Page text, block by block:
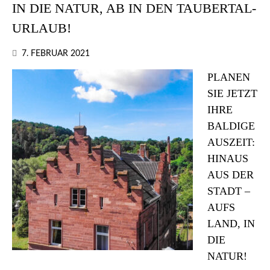
IN DIE NATUR, AB IN DEN TAUBERTAL-
URLAUB!
7. FEBRUAR 2021
PLANEN
SIE JETZT
IHRE
BALDIGE
AUSZEIT:
HINAUS
AUS DER
STADT –
AUFS
LAND, IN
DIE
NATUR!